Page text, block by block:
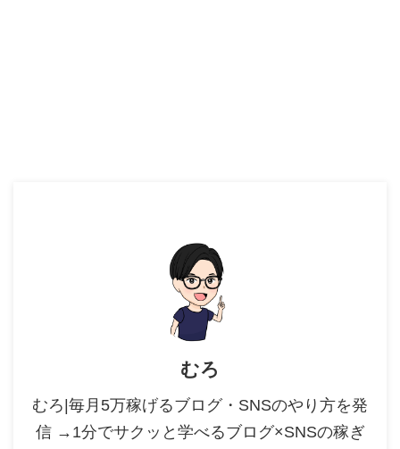
むろ
むろ|毎月5万稼げるブログ・SNSのやり方を発
信 →1分でサクッと学べるブログ×SNSの稼ぎ